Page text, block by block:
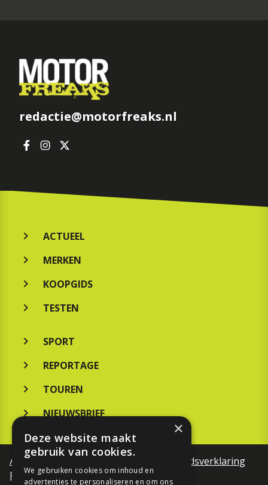
redactie@motorfreaks.nl
ACTUEEL
MERKEN
KOOPGIDS
TESTEN
SPORT
REPORTAGE
TOUREN
NIEUWSBRIEF
Algemene voorwaarden
Toegankelijkheidsverklaring
Privacy Policy
×
Deze website maakt
gebruik van cookies.
We gebruiken cookies om inhoud en
advertenties te personaliseren en om ons